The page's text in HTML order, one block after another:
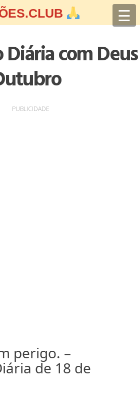
☰
Diária com Deus
PUBLICIDADE
perigo. –
de 18 de